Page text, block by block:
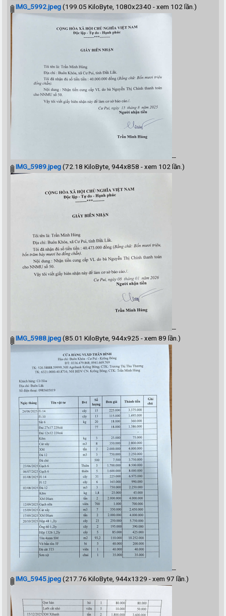
IMG_5992.jpeg(199.05 KiloByte, 1080x2340 - xem 102 lần.)
--
IMG_5989.jpeg(72.18 KiloByte, 944x858 - xem 102 lần.)
--
IMG_5988.jpeg(85.01 KiloByte, 944x925 - xem 89 lần.)
--
IMG_5945.jpeg(217.76 KiloByte, 944x1329 - xem 97 lần.)